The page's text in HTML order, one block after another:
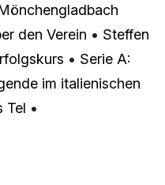
den Verein • Steffen
• Serie A:
im italienischen
Tel •